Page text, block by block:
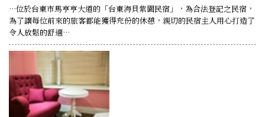
…位於台東市馬亨亨大道的「台東海貝紫園民宿」，為合法登記之民宿，
為了讓每位前來的旅客都能獲得充份的休憩，親切的民宿主人用心打造了
令人放鬆的舒適…